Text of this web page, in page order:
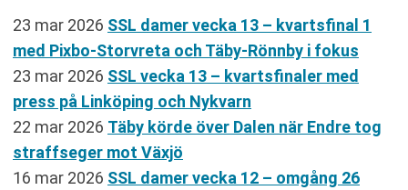
23 mar 2026 SSL damer vecka 13 – kvartsfinal 1
med Pixbo-Storvreta och Täby-Rönnby i fokus
23 mar 2026 SSL vecka 13 – kvartsfinaler med
press på Linköping och Nykvarn
22 mar 2026 Täby körde över Dalen när Endre tog
straffseger mot Växjö
16 mar 2026 SSL damer vecka 12 – omgång 26